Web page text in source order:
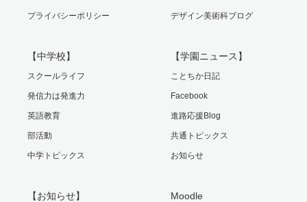
プライバシーポリシー デザイン美術科ブログ
【中学校】
スクールライフ
発信力は発進力
英語教育
部活動
中学トピックス
【学園ニュース】
ことちか日記
Facebook
進路応援Blog
共通トピックス
お知らせ
【お知らせ】 Moodle